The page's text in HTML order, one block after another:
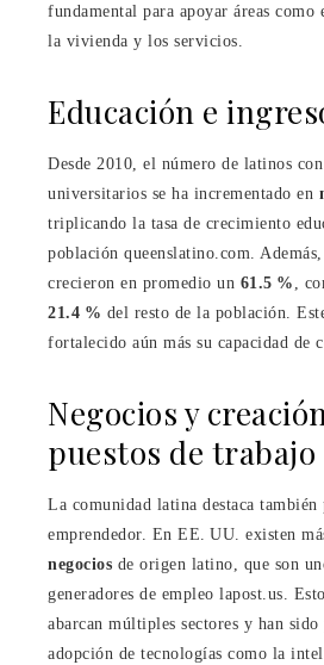
fundamental para apoyar áreas como
la vivienda y los servicios.
Educación e
Desde 2010, el número de latinos
universitarios se ha incrementado en
triplicando la tasa de crecimiento
población queenslatino.com.
crecieron en promedio un 61.5 % ,
21.4 % del resto de la población.
fortalecido aún más su capacidad de
Negocios y
puestos de trabajo
La comunidad latina destaca
emprendedor. En EE. UU. existen
negocios de origen latino, que son
generadores de empleo lapost.us.
abarcan múltiples sectores y han
adopción de tecnologías como la